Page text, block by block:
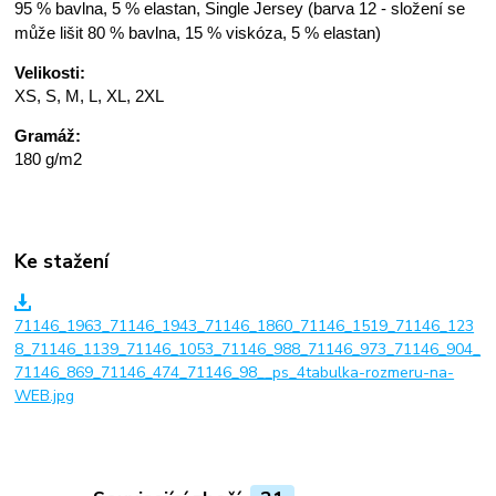
95 % bavlna, 5 % elastan, Single Jersey (barva 12 - složení se
může lišit 80 % bavlna, 15 % viskóza, 5 % elastan)
Velikosti:
XS, S, M, L, XL, 2XL
Gramáž:
180 g/m2
Ke stažení
71146_1963_71146_1943_71146_1860_71146_1519_71146_123
8_71146_1139_71146_1053_71146_988_71146_973_71146_904_
71146_869_71146_474_71146_98__ps_4tabulka-rozmeru-na-
WEB.jpg